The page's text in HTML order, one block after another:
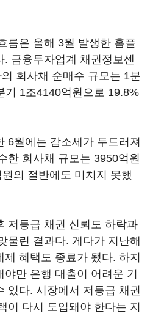
름은 올해 3월 발생한 홈플
. 금융투자업계 채권정보센
회사채 순매수 규모는 1분
기 1조4140억원으로 19.8%
6월에는 감소세가 두드러져
한 회사채 규모는 3950억원
의 절반에도 미치지 못했
저등급 채권 신뢰도 하락과
물린 결과다. 게다가 지난해
혜택도 종료가 됐다. 하지
만 은행 대출이 어려운 기
있다. 시장에서 저등급 채권
이 다시 도입돼야 한다는 지